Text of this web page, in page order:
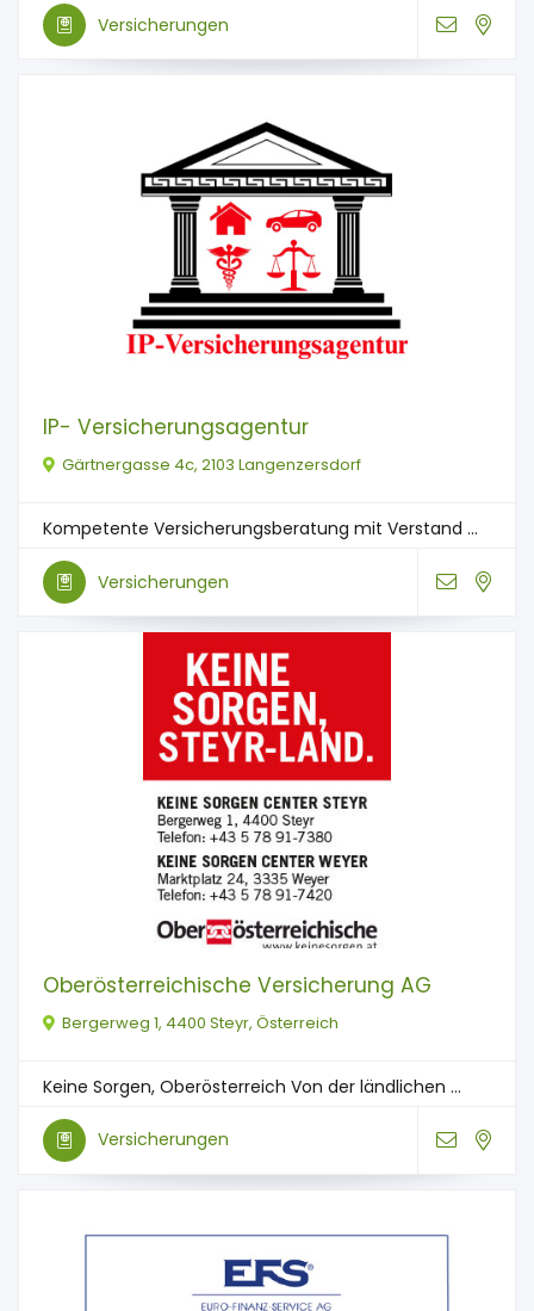
Versicherungen
IP- Versicherungsagentur
Gärtnergasse 4c, 2103 Langenzersdorf
Kompetente Versicherungsberatung mit Verstand ...
Versicherungen
Oberösterreichische Versicherung AG
Bergerweg 1, 4400 Steyr, Österreich
Keine Sorgen, Oberösterreich Von der ländlichen ...
Versicherungen